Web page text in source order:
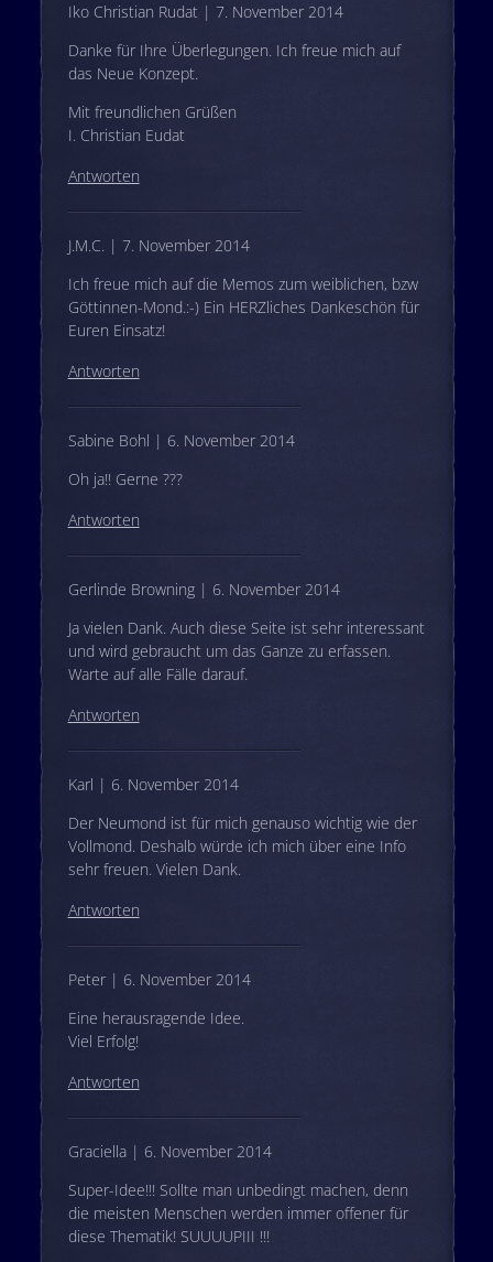
Iko Christian Rudat | 7. November 2014
Danke für Ihre Überlegungen. Ich freue mich auf
das Neue Konzept.
Mit freundlichen Grüßen
I. Christian Eudat
Antworten
J.M.C. | 7. November 2014
Ich freue mich auf die Memos zum weiblichen, bzw
Göttinnen-Mond.:-) Ein HERZliches Dankeschön für
Euren Einsatz!
Antworten
Sabine Bohl | 6. November 2014
Oh ja!! Gerne ???
Antworten
Gerlinde Browning | 6. November 2014
Ja vielen Dank. Auch diese Seite ist sehr interessant
und wird gebraucht um das Ganze zu erfassen.
Warte auf alle Fälle darauf.
Antworten
Karl | 6. November 2014
Der Neumond ist für mich genauso wichtig wie der
Vollmond. Deshalb würde ich mich über eine Info
sehr freuen. Vielen Dank.
Antworten
Peter | 6. November 2014
Eine herausragende Idee.
Viel Erfolg!
Antworten
Graciella | 6. November 2014
Super-Idee!!! Sollte man unbedingt machen, denn
die meisten Menschen werden immer offener für
diese Thematik! SUUUUPIII !!!